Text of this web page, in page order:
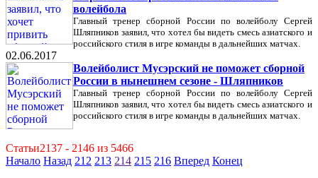
волейбола
Главный тренер сборной России по волейболу Сергей
Шляпников заявил, что хотел бы видеть смесь азиатского и
российского стиля в игре команды в дальнейших матчах.
02.06.2017
Волейболист Мусэрский не поможет сборной
России в нынешнем сезоне - Шляпников
Главный тренер сборной России по волейболу Сергей
Шляпников заявил, что хотел бы видеть смесь азиатского и
российского стиля в игре команды в дальнейших матчах.
Статьи2137 - 2146 из 5466
Начало Назад 212 213 214 215 216 Вперед Конец